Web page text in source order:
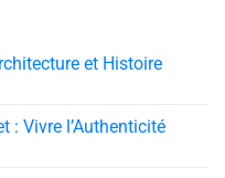
et Histoire
: Vivre l’Authenticité